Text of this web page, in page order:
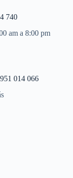
740
am a 8:00 pm
014 066